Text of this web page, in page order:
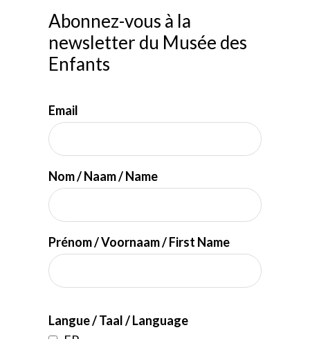
Abonnez-vous à la
newsletter du Musée des
Enfants
Email
Nom / Naam / Name
Prénom / Voornaam / First Name
Langue / Taal / Language